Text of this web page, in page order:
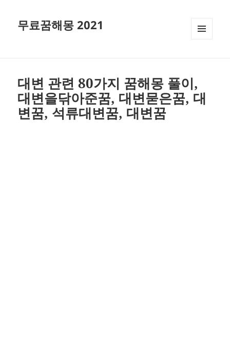
무료꿈해몽 2021
대변 관련 80가지 꿈해몽 풀이,
대변을닦아준꿈, 대변묻은꿈, 대
변꿈, 석류대변꿈, 대변꿈